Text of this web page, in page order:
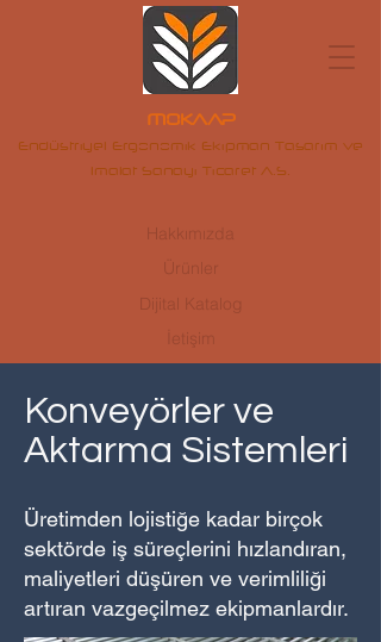
MOKAAP
Endüstriyel Ergonomik Ekipman Tasarım ve
Imalat Sanayi Ticaret A.S.
Ürünler
Dijital Katalog
İetişim
Hakkımızda
Konveyörler ve
Aktarma Sistemleri
Üretimden lojistiğe kadar birçok
sektörde iş süreçlerini hızlandıran,
maliyetleri düşüren ve verimliliği
artıran vazgeçilmez ekipmanlardır.